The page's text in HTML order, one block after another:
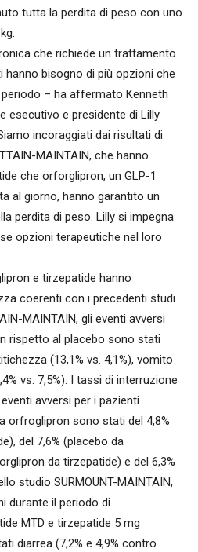
tutta la perdita di peso con uno
che richiede un trattamento
hanno bisogno di più opzioni che
– ha affermato Kenneth
esecutivo e presidente di Lilly
incoraggiati dai risultati di
MAINTAIN, che hanno
che orforglipron, un GLP-1
al giorno, hanno garantito un
perdita di peso. Lilly si impegna
opzioni terapeutiche nel loro
e tirzepatide hanno
coerenti con i precedenti studi
MAINTAIN, gli eventi avversi
rispetto al placebo sono stati
(13,1% vs. 4,1%), vomito
vs. 7,5%). I tassi di interruzione
avversi per i pazienti
orfroglipron sono stati del 4,8%
del 7,6% (placebo da
da tirzepatide) e del 6,3%
studio SURMOUNT-MAINTAIN,
durante il periodo di
MTD e tirzepatide 5 mg
diarrea (7,2% e 4,9% contro